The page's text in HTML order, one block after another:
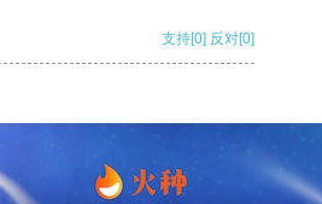
支持[0] 反对[0]